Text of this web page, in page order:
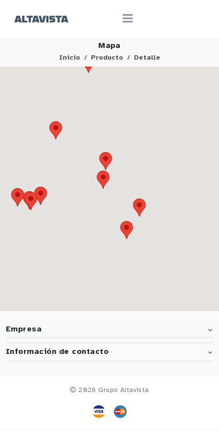
Mapa
Inicio Producto Detalle
Empresa
Información de contacto
2026 Grupo Altavista